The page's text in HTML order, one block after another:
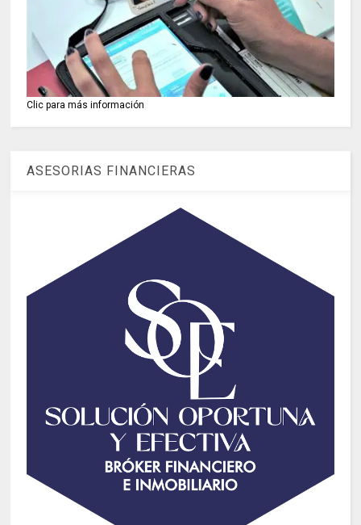
Clic para más información
ASESORIAS FINANCIERAS